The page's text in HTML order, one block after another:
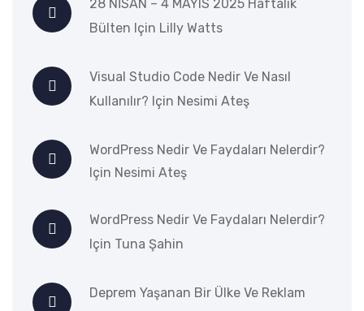
28 NİSAN – 4 MAYIS 2025 Haftalık
Bülten Için Lilly Watts
Visual Studio Code Nedir Ve Nasıl
Kullanılır? Için Nesimi Ateş
WordPress Nedir Ve Faydaları Nelerdir?
Için Nesimi Ateş
WordPress Nedir Ve Faydaları Nelerdir?
Için Tuna Şahin
Deprem Yaşanan Bir Ülke Ve Reklam